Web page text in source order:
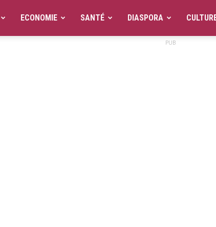
ECONOMIE SANTÉ DIASPORA
PUB